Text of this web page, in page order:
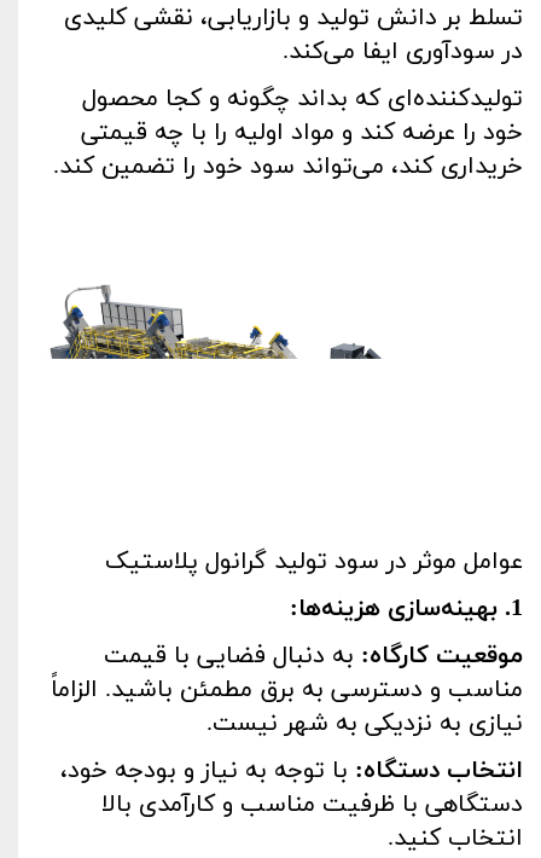
تسلط بر دانش تولید و بازاریابی، نقشی کلیدی
در سودآوری ایفا می‌کند.
تولیدکننده‌ای که بداند چگونه و کجا محصول
خود را عرضه کند و مواد اولیه را با چه قیمتی
خریداری کند، می‌تواند سود خود را تضمین کند.
عوامل موثر در سود تولید گرانول پلاستیک
1. بهینه‌سازی هزینه‌ها:
موقعیت کارگاه: به دنبال فضایی با قیمت
مناسب و دسترسی به برق مطمئن باشید. الزاماً
نیازی به نزدیکی به شهر نیست.
انتخاب دستگاه: با توجه به نیاز و بودجه خود،
دستگاهی با ظرفیت مناسب و کارآمدی بالا
انتخاب کنید.